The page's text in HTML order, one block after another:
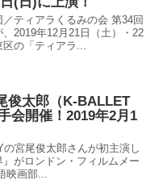
ティアラくるみの会 第34回
、2019年12月21日（土）・22
区の「ティアラ...
俊太郎（K-BALLET
会開催！2019年2月1
宮尾俊太郎さんが初主演し
がロンドン・フィルムメー
映画部...